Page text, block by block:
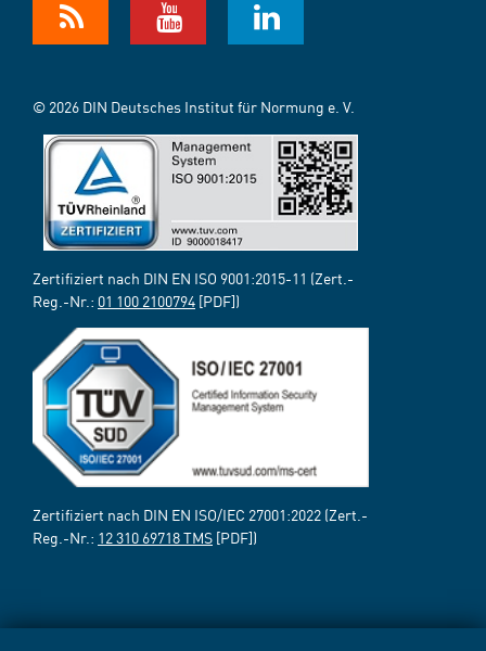
© 2026 DIN Deutsches Institut für Normung e. V.
Zertifiziert nach DIN EN ISO 9001:2015-11 (Zert.-
Reg.-Nr.: 01 100 2100794 [PDF])
Zertifiziert nach DIN EN ISO/IEC 27001:2022 (Zert.-
Reg.-Nr.: 12 310 69718 TMS [PDF])